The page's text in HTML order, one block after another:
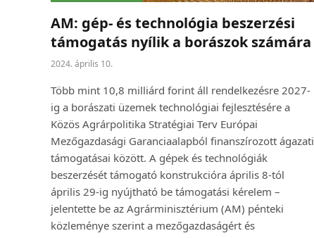
AM: gép- és technológia beszerzési
támogatás nyílik a borászok számára
2024. április 10.
Több mint 10,8 milliárd forint áll rendelkezésre 2027-
ig a borászati üzemek technológiai fejlesztésére a
Közös Agrárpolitika Stratégiai Terv Európai
Mezőgazdasági Garanciaalapból finanszírozott ágazati
támogatásai között. A gépek és technológiák
beszerzését támogató konstrukcióra április 8-tól
április 29-ig nyújtható be támogatási kérelem –
jelentette be az Agrárminisztérium (AM) pénteki
közleménye szerint a mezőgazdaságért és